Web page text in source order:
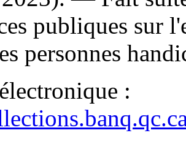
publiques sur
personnes
: